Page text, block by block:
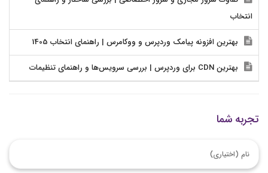
انتخاب
بهترین افزونه پیامک وردپرس و ووکامرس | راهنمای انتخاب 1405
بهترین CDN برای وردپرس | بررسی سرویس‌ها و راهنمای تنظیمات
تجربه شما